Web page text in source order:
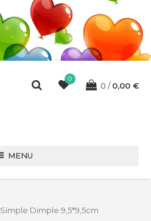
0
0 0,00 €
MENU
Simple Dimple 9,5*9,5cm